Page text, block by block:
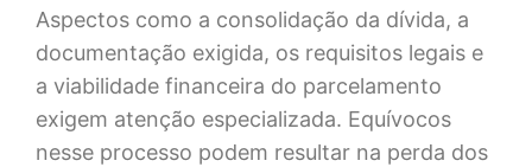
Aspectos como a consolidação da dívida, a
documentação exigida, os requisitos legais e
a viabilidade financeira do parcelamento
exigem atenção especializada. Equívocos
nesse processo podem resultar na perda dos